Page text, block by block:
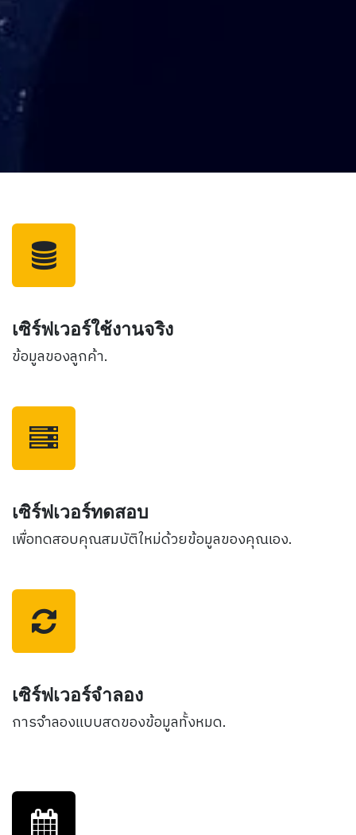
เซิร์ฟเวอร์ใช้งานจริง
ข้อมูลของลูกค้า.
เซิร์ฟเวอร์ทดสอบ
เพื่อทดสอบคุณสมบัติใหม่ด้วยข้อมูลของคุณเอง.
เซิร์ฟเวอร์จำลอง
การจำลองแบบสดของข้อมูลทั้งหมด.